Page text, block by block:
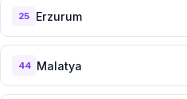
25 Erzurum
44 Malatya